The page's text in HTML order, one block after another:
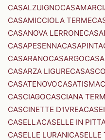
CASALZUIGNO
CASAMICCIOLA TERME
CASANOVA LERRONE
CASAPESENNACASAPINTA
CASARANOCASARGO
CASARZA LIGURECASASCO
CASATENOVOCASATISMA
CASCIAGOCASCIANA
CASCINETTE D'IVREA
CASELLACASELLE IN
CASELLE LURANICASELLE